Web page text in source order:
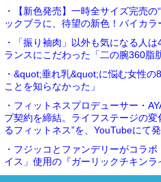
・【新色発売】一時全サイズ完売
ックブラに、待望の新色！バイカラ
・「振り袖肉」以外も気になる人
ランスにこだわった「二の腕360脂
・&quot;垂れ乳&quot;に悩む女性
ことを知らなかった」
・フィットネスプロデューサー・
プ契約を締結。ライフステージの変
るフィットネス”を、YouTubeにて
・フジッコとファンデリーがコラ
イス」使用の『ガーリックチキン